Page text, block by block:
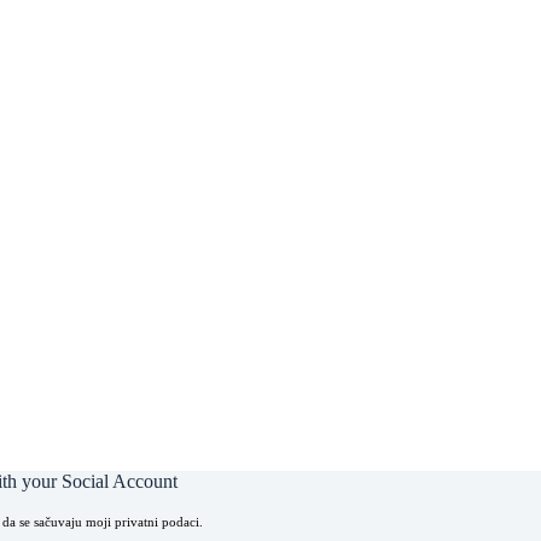
your Social Account
se sačuvaju moji privatni podaci.